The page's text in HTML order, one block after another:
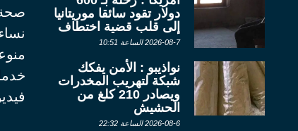
دولار تقود سائقا موريتانيا
إلى قلب قضية اختطاف
2026-08-7 الساعة 10:51
نواذيبو : الأمن يفكك
شبكة لتهريب المخدرات
ويصادر 210 كلغ من
الحشيش
2026-08-6 الساعة 22:32